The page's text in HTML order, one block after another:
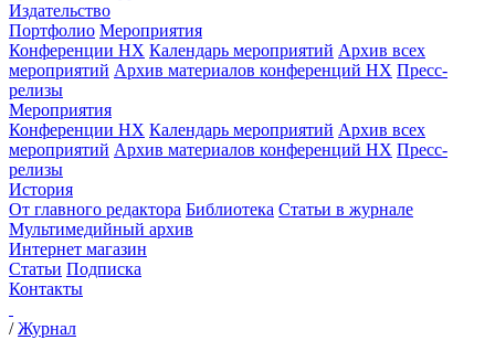
Издательство
Портфолио Мероприятия
Конференции НХ Календарь мероприятий Архив всех
мероприятий Архив материалов конференций НХ Пресс-
релизы
Мероприятия
Конференции НХ Календарь мероприятий Архив всех
мероприятий Архив материалов конференций НХ Пресс-
релизы
История
От главного редактора Библиотека Статьи в журнале
Мультимедийный архив
Интернет магазин
Статьи Подписка
Контакты
/Журнал